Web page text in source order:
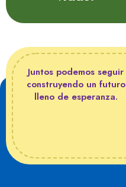
Juntos podemos seguir
construyendo un futuro
lleno de esperanza.